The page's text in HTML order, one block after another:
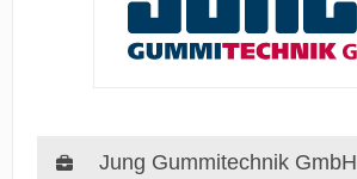
Jung Gummitechnik GmbH